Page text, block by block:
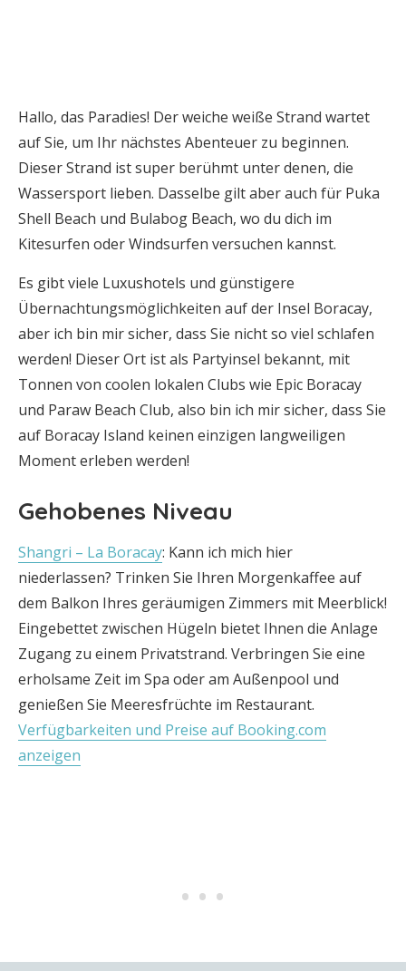
Hallo, das Paradies! Der weiche weiße Strand wartet
auf Sie, um Ihr nächstes Abenteuer zu beginnen.
Dieser Strand ist super berühmt unter denen, die
Wassersport lieben. Dasselbe gilt aber auch für Puka
Shell Beach und Bulabog Beach, wo du dich im
Kitesurfen oder Windsurfen versuchen kannst.
Es gibt viele Luxushotels und günstigere
Übernachtungsmöglichkeiten auf der Insel Boracay,
aber ich bin mir sicher, dass Sie nicht so viel schlafen
werden! Dieser Ort ist als Partyinsel bekannt, mit
Tonnen von coolen lokalen Clubs wie Epic Boracay
und Paraw Beach Club, also bin ich mir sicher, dass Sie
auf Boracay Island keinen einzigen langweiligen
Moment erleben werden!
Gehobenes Niveau
Shangri – La Boracay: Kann ich mich hier
niederlassen? Trinken Sie Ihren Morgenkaffee auf
dem Balkon Ihres geräumigen Zimmers mit Meerblick!
Eingebettet zwischen Hügeln bietet Ihnen die Anlage
Zugang zu einem Privatstrand. Verbringen Sie eine
erholsame Zeit im Spa oder am Außenpool und
genießen Sie Meeresfrüchte im Restaurant.
Verfügbarkeiten und Preise auf Booking.com
anzeigen